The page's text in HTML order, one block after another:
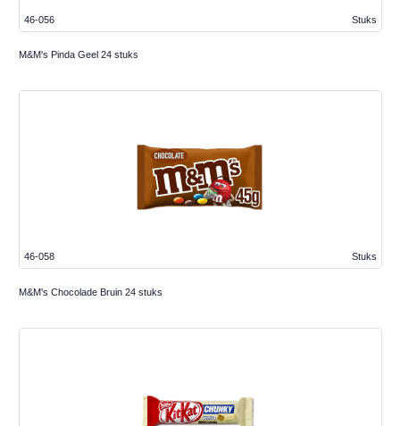
Stuks
46-056
M&M's Pinda Geel 24 stuks
Stuks
46-058
M&M's Chocolade Bruin 24 stuks